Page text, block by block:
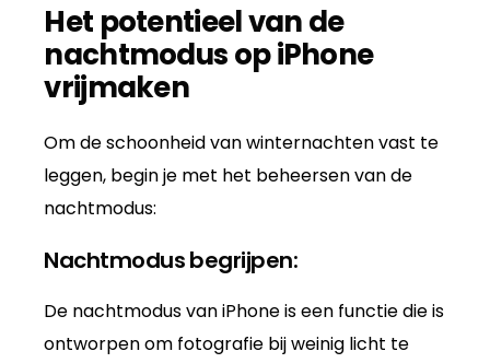
Het potentieel van de
nachtmodus op iPhone
vrijmaken
Om de schoonheid van winternachten vast te
leggen, begin je met het beheersen van de
nachtmodus:
Nachtmodus begrijpen:
De nachtmodus van iPhone is een functie die is
ontworpen om fotografie bij weinig licht te